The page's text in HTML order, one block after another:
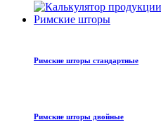
Римские шторы
Римские шторы стандартные
Римские шторы двойные